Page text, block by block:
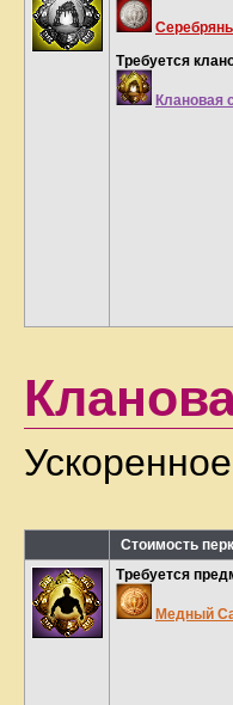
Требуется
Клановая
Стоимость
Требуется
Медный